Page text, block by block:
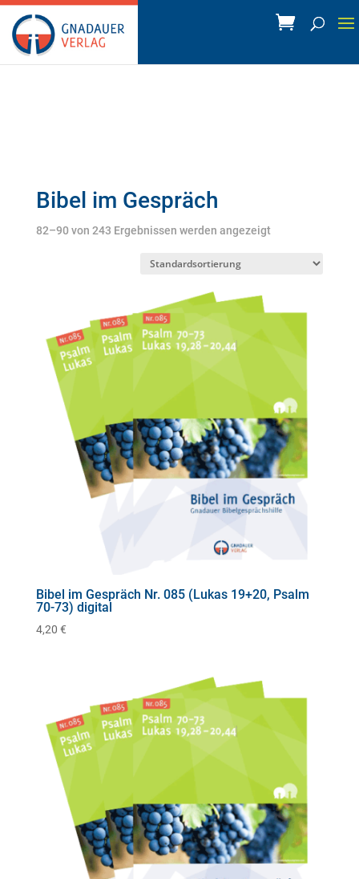
Bibel im Gespräch
82–90 von 243 Ergebnissen werden angezeigt
Bibel im Gespräch Nr. 085 (Lukas 19+20, Psalm
70-73) digital
4,20 €